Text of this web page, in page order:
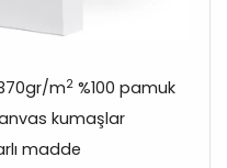
m2 %100 pamuk
kumaşlar
madde